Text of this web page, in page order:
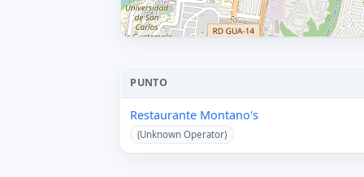
PUNTO
Restaurante Montano's
(Unknown Operator)